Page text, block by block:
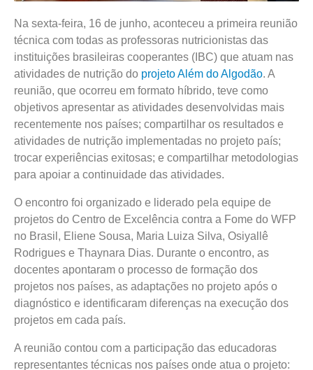
Na sexta-feira, 16 de junho, aconteceu a primeira reunião
técnica com todas as professoras nutricionistas das
instituições brasileiras cooperantes (IBC) que atuam nas
atividades de nutrição do projeto Além do Algodão. A
reunião, que ocorreu em formato híbrido, teve como
objetivos apresentar as atividades desenvolvidas mais
recentemente nos países; compartilhar os resultados e
atividades de nutrição implementadas no projeto país;
trocar experiências exitosas; e compartilhar metodologias
para apoiar a continuidade das atividades.
O encontro foi organizado e liderado pela equipe de
projetos do Centro de Excelência contra a Fome do WFP
no Brasil, Eliene Sousa, Maria Luiza Silva, Osiyallê
Rodrigues e Thaynara Dias. Durante o encontro, as
docentes apontaram o processo de formação dos
projetos nos países, as adaptações no projeto após o
diagnóstico e identificaram diferenças na execução dos
projetos em cada país.
A reunião contou com a participação das educadoras
representantes técnicas nos países onde atua o projeto: